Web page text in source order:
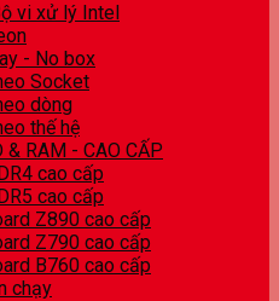
vi xử lý Intel
- No box
Socket
dòng
thế hệ
& RAM - CAO CẤP
cao cấp
cao cấp
Z890 cao cấp
Z790 cao cấp
B760 cao cấp
chạy